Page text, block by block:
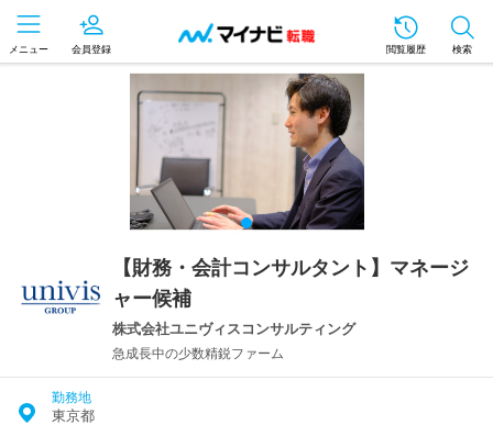
メニュー 会員登録 閲覧履歴 検索
【財務・会計コンサルタント】マネージ
ャー候補
株式会社ユニヴィスコンサルティング
急成長中の少数精鋭ファーム
勤務地
東京都